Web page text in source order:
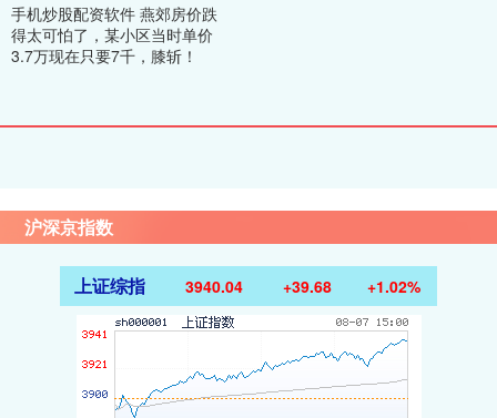
手机炒股配资软件 燕郊房价跌
得太可怕了，某小区当时单价
3.7万现在只要7千，膝斩！
沪深京指数
上证综指 3940.04 +39.68 +1.02%